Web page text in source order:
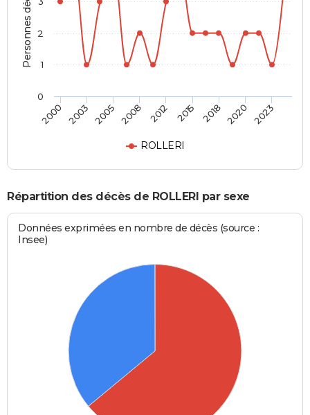
ROLLERI
2000 2003 2005 2008 2012 2015 2018 2020 2023
0
1
2
Répartition des décès de ROLLERI par sexe
Données exprimées en nombre de décès (source :
Insee)